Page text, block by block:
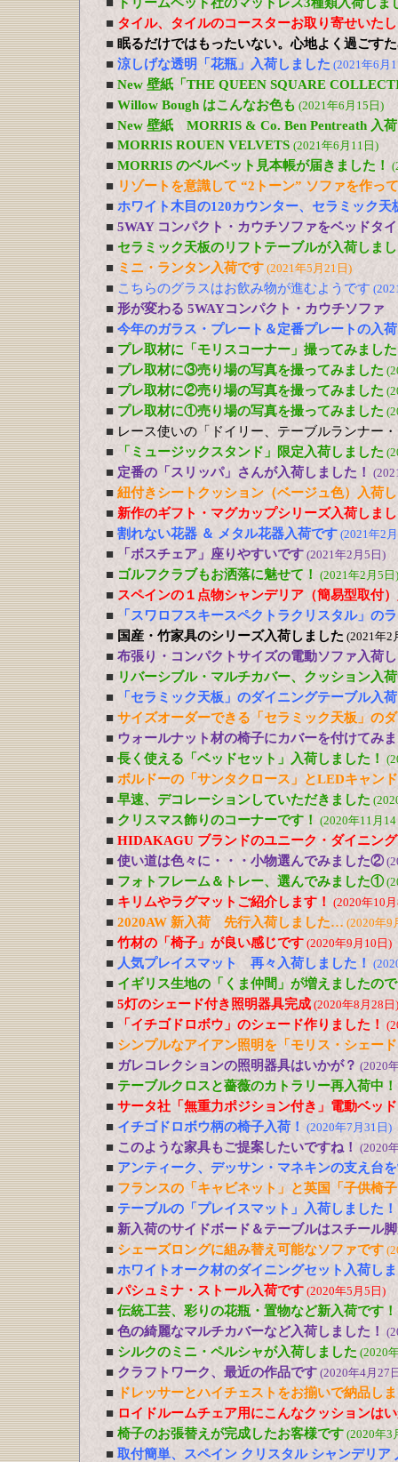
■ タイル、タイルのコースターお取り寄せいた
■ 眠るだけではもったいない。心地よく過ごす
■ 涼しげな透明「花瓶」入荷しました (2021年6月
■ New 壁紙「THE QUEEN SQUARE
■ Willow Bough はこんなお色も (2021年6月15日)
■ New 壁紙 MORRIS & Co. Ben Pentreath 入
■ MORRIS ROUEN VELVETS (2021年6月11日)
■ MORRIS のベルベット見本帳が届きました！
■ リゾートを意識して “2トーン” ソファを作っ
■ ホワイト木目の120カウンター、セラミック天
■ 5WAY コンパクト・カウチソファをベッドタ
■ セラミック天板のリフトテーブルが入荷しま
■ ミニ・ランタン入荷です (2021年5月21日)
■ こちらのグラスはお飲み物が進むようです
■ 形が変わる 5WAYコンパクト・カウチソファ
■ 今年のガラス・プレート＆定番プレートの入
■ プレ取材に「モリスコーナー」撮ってみました
■ プレ取材に③売り場の写真を撮ってみました
■ プレ取材に②売り場の写真を撮ってみました
■ プレ取材に①売り場の写真を撮ってみました
■ レース使いの「ドイリー、テーブルランナー
■
「ミュージックスタンド」限定入荷しました
■ 定番の「スリッパ」さんが入荷しました！
■ 紐付きシートクッション（ベージュ色）入荷
■ 新作のギフト・マグカップシリーズ入荷しま
■ 割れない花器 ＆ メタル花器入荷です (2021年2
■ 「ボスチェア」座りやすいです (2021年2月5日)
■ ゴルフクラブもお洒落に魅せて！ (2021年2月5日)
■ スペインの１点物シャンデリア（簡易型取付
■
「スワロフスキースペクトラクリスタル」の
■ 国産・竹家具のシリーズ入荷しました (2021年2
■ 布張り・コンパクトサイズの電動ソファ入荷
■ リバーシブル・マルチカバー、クッション入
■
「セラミック天板」のダイニングテーブル入
■ サイズオーダーできる「セラミック天板」の
■ ウォールナット材の椅子にカバーを付けてみ
■ 長く使える「ベッドセット」入荷しました！
■ ボルドーの「サンタクロース」とLEDキャン
■ 早速、デコレーションしていただきました
■ クリスマス飾りのコーナーです！ (2020年11月
■ HIDAKAGU ブランドのユニーク・ダイニン
■ 使い道は色々に・・・小物選んでみました②
■ フォトフレーム＆トレー、選んでみました①
■ キリムやラグマットご紹介します！ (2020年10
■ 2020AW 新入荷 先行入荷しました… (2020年9
■ 竹材の「椅子」が良い感じです (2020年9月10日)
■ 人気プレイスマット 再々入荷しました！
■ イギリス生地の「くま仲間」が増えましたの
■ 5灯のシェード付き照明器具完成 (2020年8月28日)
■ 「イチゴドロボウ」のシェード作りました！
■ シンプルなアイアン照明を「モリス・シェー
■ ガレコレクションの照明器具はいかが？ (2020
■ テーブルクロスと薔薇のカトラリー再入荷中！
■ サータ社「無重力ポジション付き」電動ベッ
■ イチゴドロボウ柄の椅子入荷！ (2020年7月31日)
■ このような家具もご提案したいですね！ (2020
■ アンティーク、デッサン・マネキンの支え台
■ フランスの「キャビネット」と英国「子供椅
■ テーブルの「プレイスマット」入荷しました！
■ 新入荷のサイドボード＆テーブルはスチール
■ シェーズロングに組み替え可能なソファです
■ ホワイトオーク材のダイニングセット入荷し
■ パシュミナ・ストール入荷です (2020年5月5日)
■ 伝統工芸、彩りの花瓶・置物など新入荷です！
■ 色の綺麗なマルチカバーなど入荷しました！
■ シルクのミニ・ペルシャが入荷しました (2020
■ クラフトワーク、最近の作品です (2020年4月27
■
ドレッサーとハイチェストをお揃いで納品し
■ ロイドルームチェア用にこんなクッションは
■ 椅子のお張替えが完成したお客様です (2020年3
■ 取付簡単、スペイン クリスタル シャンデリア